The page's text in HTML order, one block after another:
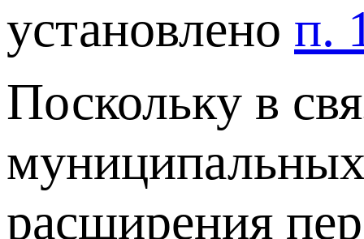
установлено п.
Поскольку в
расширения